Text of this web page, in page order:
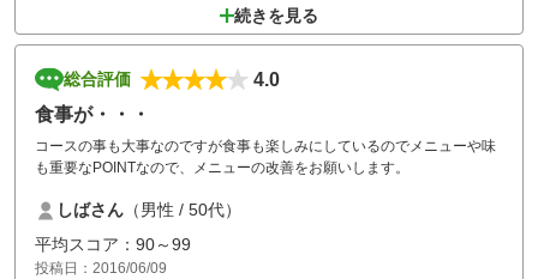
続きを見る
総合評価
4.0
食事が・・・
コースの事も大事なのですが食事も楽しみにしているのでメニューや味
も重要なPOINTなので、メニューの改善をお願いします。
しばさん （男性 / 50代）
平均スコア：90～99
投稿日：2016/06/09